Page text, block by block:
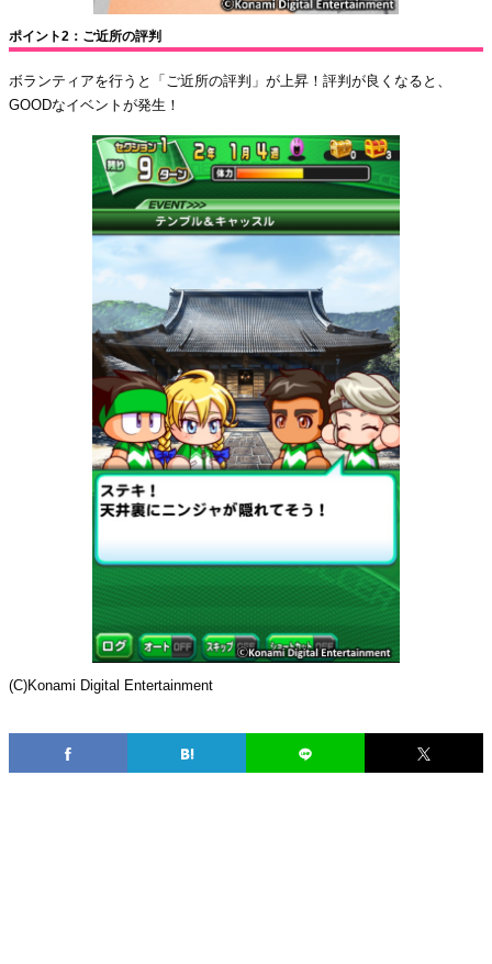
ポイント2：ご近所の評判
ボランティアを行うと「ご近所の評判」が上昇！評判が良くなると、
GOODなイベントが発生！
(C)Konami Digital Entertainment